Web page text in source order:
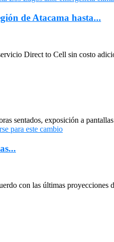
de Atacama hasta...
Direct to Cell sin costo
sentados, exposición a
con las últimas proyecciones